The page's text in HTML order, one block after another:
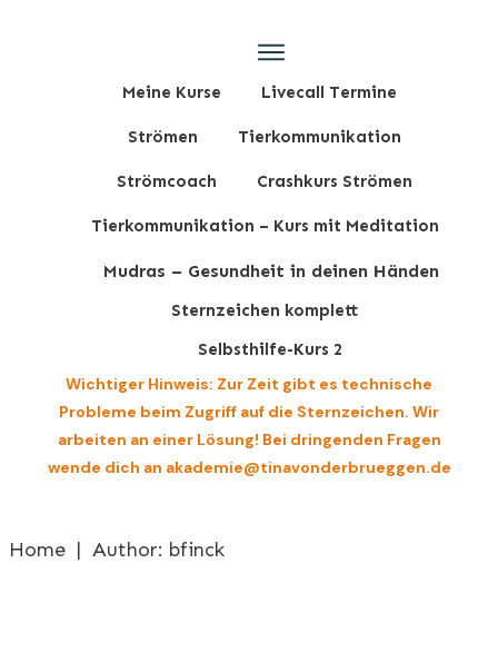
Meine Kurse Livecall Termine
Strömen Tierkommunikation
Strömcoach Crashkurs Strömen
Tierkommunikation – Kurs mit Meditation
Mudras – Gesundheit in deinen Händen
Sternzeichen komplett
Selbsthilfe-Kurs 2
Wichtiger Hinweis: Zur Zeit gibt es technische
Probleme beim Zugriff auf die Sternzeichen. Wir
arbeiten an einer Lösung! Bei dringenden Fragen
wende dich an akademie@tinavonderbrueggen.de
Home | Author: bfinck